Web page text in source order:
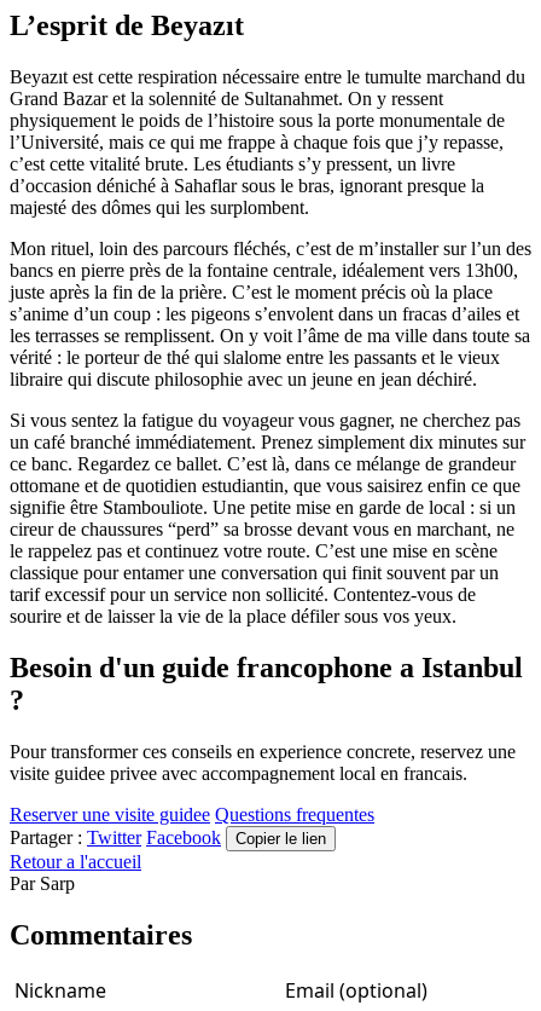
L’esprit de Beyazıt
Beyazıt est cette respiration nécessaire entre le tumulte marchand du
Grand Bazar et la solennité de Sultanahmet. On y ressent
physiquement le poids de l’histoire sous la porte monumentale de
l’Université, mais ce qui me frappe à chaque fois que j’y repasse,
c’est cette vitalité brute. Les étudiants s’y pressent, un livre
d’occasion déniché à Sahaflar sous le bras, ignorant presque la
majesté des dômes qui les surplombent.
Mon rituel, loin des parcours fléchés, c’est de m’installer sur l’un des
bancs en pierre près de la fontaine centrale, idéalement vers 13h00,
juste après la fin de la prière. C’est le moment précis où la place
s’anime d’un coup : les pigeons s’envolent dans un fracas d’ailes et
les terrasses se remplissent. On y voit l’âme de ma ville dans toute sa
vérité : le porteur de thé qui slalome entre les passants et le vieux
libraire qui discute philosophie avec un jeune en jean déchiré.
Si vous sentez la fatigue du voyageur vous gagner, ne cherchez pas
un café branché immédiatement. Prenez simplement dix minutes sur
ce banc. Regardez ce ballet. C’est là, dans ce mélange de grandeur
ottomane et de quotidien estudiantin, que vous saisirez enfin ce que
signifie être Stambouliote. Une petite mise en garde de local : si un
cireur de chaussures “perd” sa brosse devant vous en marchant, ne
le rappelez pas et continuez votre route. C’est une mise en scène
classique pour entamer une conversation qui finit souvent par un
tarif excessif pour un service non sollicité. Contentez-vous de
sourire et de laisser la vie de la place défiler sous vos yeux.
Besoin d'un guide francophone a Istanbul
?
Pour transformer ces conseils en experience concrete, reservez une
visite guidee privee avec accompagnement local en francais.
Reserver une visite guidee Questions frequentes
Partager : Twitter Facebook Copier le lien
Retour a l'accueil
Par Sarp
Commentaires